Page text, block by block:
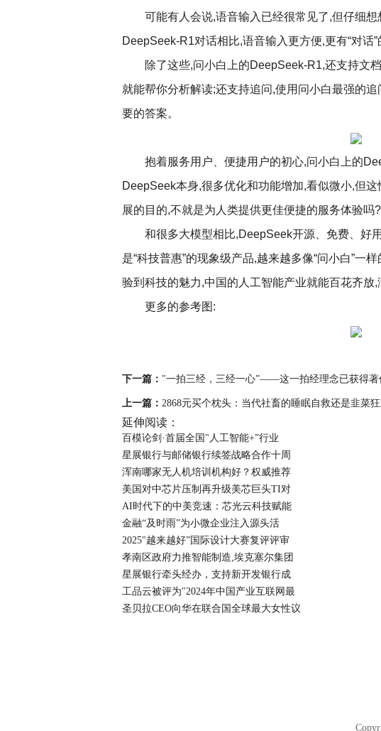
可能有人会说,语音输入已经很常见了,但仔细
DeepSeek-R1对话相比,语音输入更方便,更有“对话”
除了这些,问小白上的DeepSeek-R1,还支持文
就能帮你分析解读;还支持追问,使用问小白最强的
要的答案。
抱着服务用户、便捷用户的初心,问小白上的
DeepSeek本身,很多优化和功能增加,看似微小,但
展的目的,不就是为人类提供更佳便捷的服务体验吗?
和很多大模型相比,DeepSeek开源、免费、好
是“科技普惠”的现象级产品,越来越多像“问小白”一
验到科技的魅力,中国的人工智能产业就能百花齐放,
更多的参考图:
下一篇： "一拍三经，三经一心”——这一拍经理念已获得著
上一篇： 2868元买个枕头：当代社畜的睡眠自救还是韭菜
延伸阅读：
百模论剑·首届全国"人工智能+”行业
星展银行与邮储银行续签战略合作十周
浑南哪家无人机培训机构好？权威推荐
美国对中芯片压制再升级美芯巨头TI对
AI时代下的中美竞速：芯光云科技赋能
金融“及时雨”为小微企业注入源头活
2025"越来越好”国际设计大赛复评评审
孝南区政府力推智能制造,埃克塞尔集团
星展银行牵头经办，支持新开发银行成
工品云被评为"2024年中国产业互联网最
圣贝拉CEO向华在联合国全球最大女性议